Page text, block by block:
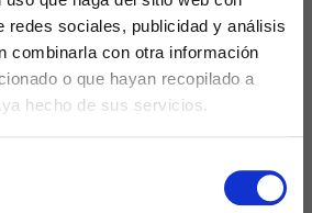
redes sociales, publicidad y análisis
combinarla con otra información
o que hayan recopilado a
hecho de sus servicios.
a tu negocio y cómo
manera efectiva para
en